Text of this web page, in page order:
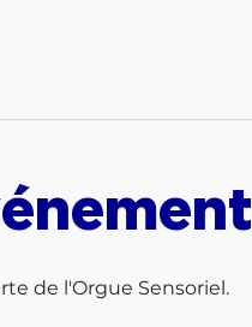
de l'Orgue Sensoriel.